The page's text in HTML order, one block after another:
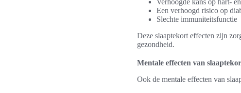
Verhoogde kans op hart-
Een verhoogd risico op
Slechte immuniteitsfunctie
Deze slaaptekort effecten zijn
gezondheid.
Mentale effecten van
Ook de mentale effecten van